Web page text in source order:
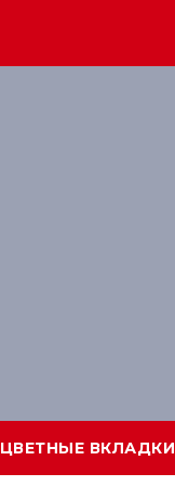
ЦВЕТНЫЕ ВКЛАДКИ